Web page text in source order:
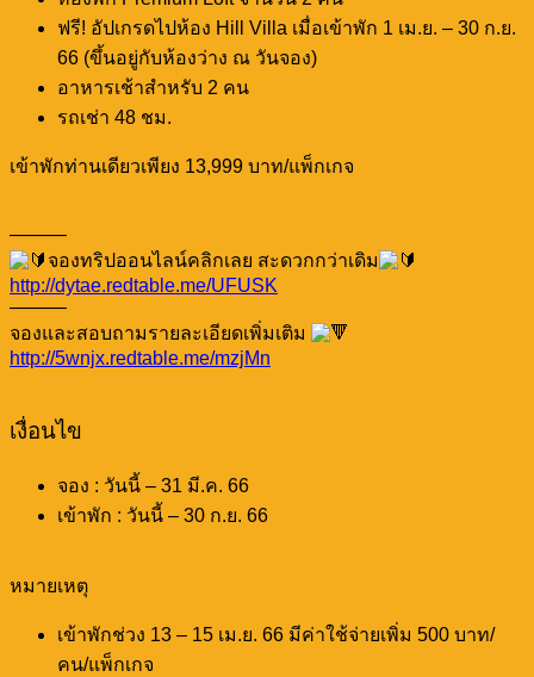
ฟรี! อัปเกรดไปห้อง Hill Villa เมื่อเข้าพัก 1 เม.ย. – 30 ก.ย.
66 (ขึ้นอยู่กับห้องว่าง ณ วันจอง)
อาหารเช้าสำหรับ 2 คน
รถเช่า 48 ชม.
เข้าพักท่านเดียวเพียง 13,999 บาท/แพ็กเกจ
———
จองทริปออนไลน์คลิกเลย สะดวกกว่าเดิม
http://dytae.redtable.me/UFUSK
———
จองและสอบถามรายละเอียดเพิ่มเติม
http://5wnjx.redtable.me/mzjMn
เงื่อนไข
จอง : วันนี้ – 31 มี.ค. 66
เข้าพัก : วันนี้ – 30 ก.ย. 66
หมายเหตุ
เข้าพักช่วง 13 – 15 เม.ย. 66 มีค่าใช้จ่ายเพิ่ม 500 บาท/
คน/แพ็กเกจ